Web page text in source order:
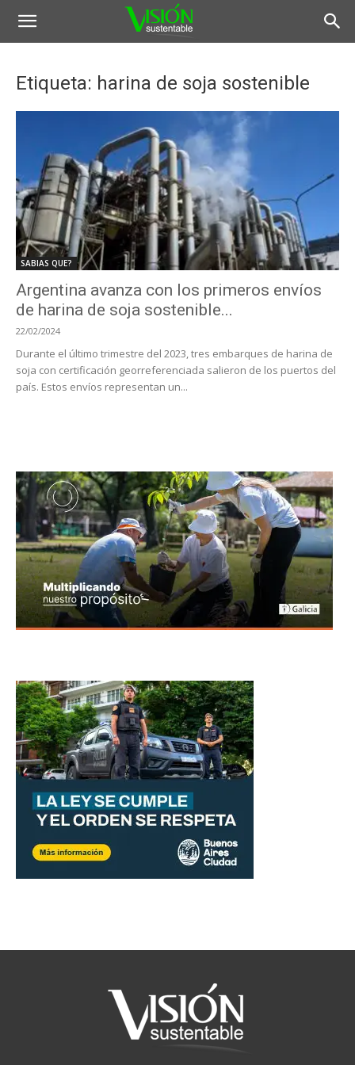
Etiqueta: harina de soja sostenible
SABIAS QUE?
Argentina avanza con los primeros envíos
de harina de soja sostenible...
22/02/2024
Durante el último trimestre del 2023, tres embarques de harina de
soja con certificación georreferenciada salieron de los puertos del
país. Estos envíos representan un...